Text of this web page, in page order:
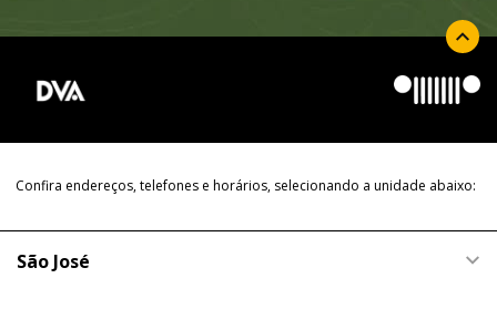
Confira endereços, telefones e horários, selecionando a unidade abaixo:
São José